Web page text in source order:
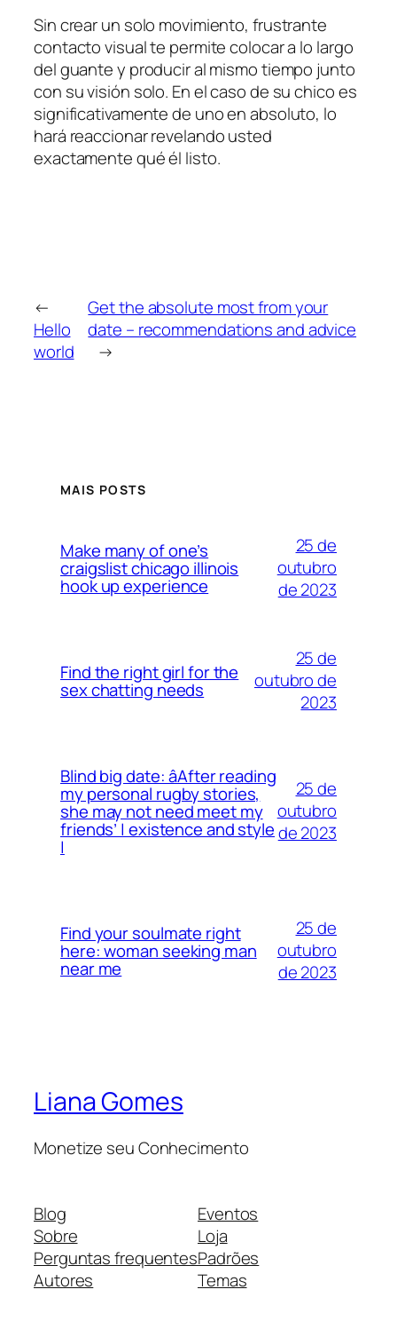
Sin crear un solo movimiento, frustrante
contacto visual te permite colocar a lo largo
del guante y producir al mismo tiempo junto
con su visión solo. En el caso de su chico es
significativamente de uno en absoluto, lo
hará reaccionar revelando usted
exactamente qué él listo.
←
Hello
world
Get the absolute most from your
date – recommendations and advice
→
MAIS POSTS
Make many of one’s
craigslist chicago illinois
hook up experience
25 de
outubro
de 2023
Find the right girl for the
sex chatting needs
25 de
outubro de
2023
Blind big date: âAfter reading
my personal rugby stories,
she may not need meet my
friends’ | existence and style
|
25 de
outubro
de 2023
Find your soulmate right
here: woman seeking man
near me
25 de
outubro
de 2023
Liana Gomes
Monetize seu Conhecimento
Blog
Sobre
Perguntas frequentes
Autores
Eventos
Loja
Padrões
Temas